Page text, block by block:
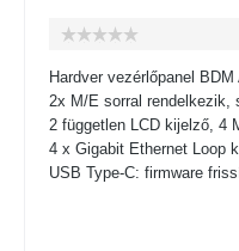
Hardver vezérlőpanel
2x M/E sorral rendelkezik,
2 független LCD kijelző, 4
4 x Gigabit Ethernet Loop
USB Type-C: firmware